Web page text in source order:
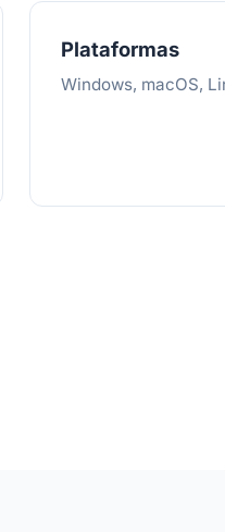
Plataformas
Windows, macOS,